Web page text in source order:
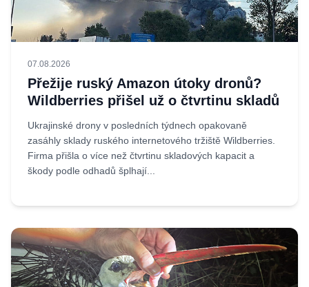
07.08.2026
Přežije ruský Amazon útoky dronů?
Wildberries přišel už o čtvrtinu skladů
Ukrajinské drony v posledních týdnech opakovaně
zasáhly sklady ruského internetového tržiště Wildberries.
Firma přišla o více než čtvrtinu skladových kapacit a
škody podle odhadů šplhají...